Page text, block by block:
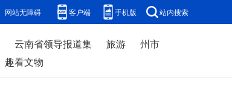
网站无障碍 客户端 手机版 站内搜索
云南省领导报道集 旅游
州市
趣看文物